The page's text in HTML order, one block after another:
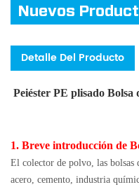
Nuevos
Detalle Del Producto
Peiéster PE plisado Bolsa
1. Breve introducción de
El colector de polvo, las bolsas
acero, cemento, industria